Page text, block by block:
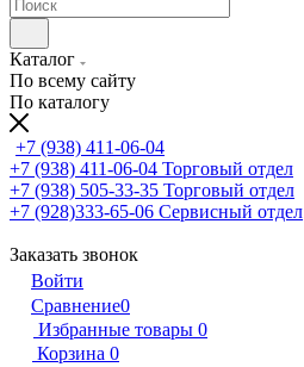
Каталог
По всему сайту
По каталогу
+7 (938) 411-06-04
+7 (938) 411-06-04 Торговый отдел
+7 (938) 505-33-35 Торговый отдел
+7 (928)333-65-06 Сервисный отдел
Заказать звонок
Войти
Сравнение0
Избранные товары 0
Корзина 0